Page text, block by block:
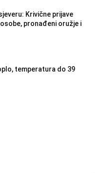
Krivične prijave
pronađeni oružje i
temperatura do 39